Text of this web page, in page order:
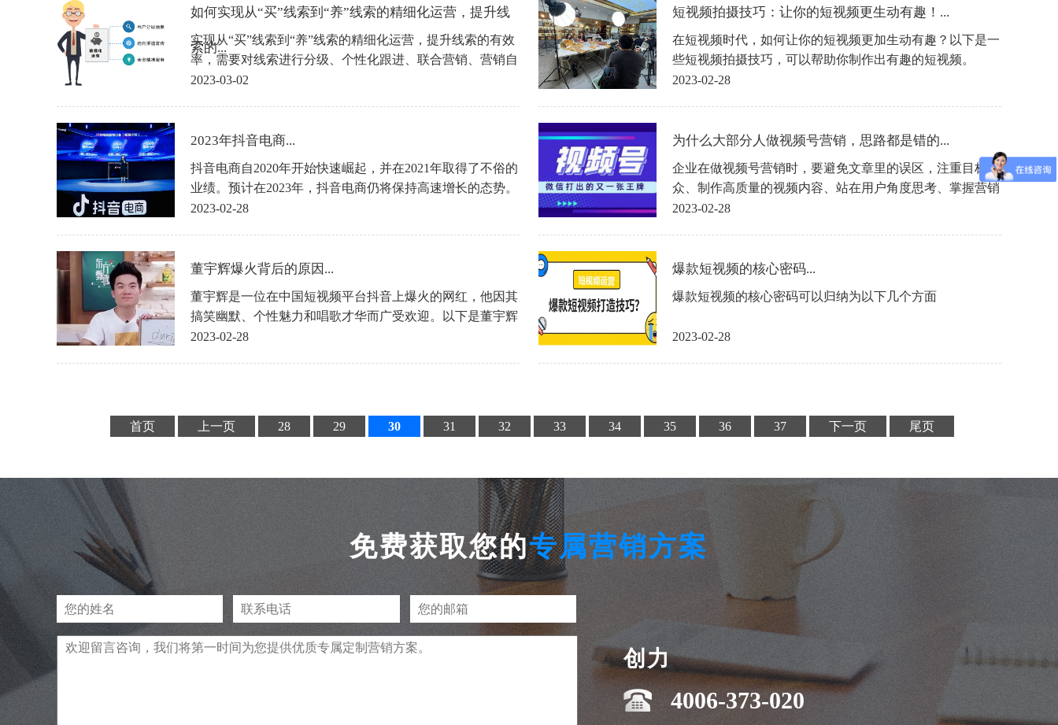
如何实现从“买”线索到“养”线索的精细化运营，提升线
索的...
实现从“买”线索到“养”线索的精细化运营，提升线索的有效
率，需要对线索进行分级、个性化跟进、联合营销、营销自
动化、数据分析。
2023-03-02
短视频拍摄技巧：让你的短视频更生动有趣！...
在短视频时代，如何让你的短视频更加生动有趣？以下是一
些短视频拍摄技巧，可以帮助你制作出有趣的短视频。
2023-02-28
2023年抖音电商...
抖音电商自2020年开始快速崛起，并在2021年取得了不俗的
业绩。预计在2023年，抖音电商仍将保持高速增长的态势。
2023-02-28
为什么大部分人做视频号营销，思路都是错的...
企业在做视频号营销时，要避免文章里的误区，注重目标受
众、制作高质量的视频内容、站在用户角度思考、掌握营销
的本质等，才能更好地实现营销目标。
2023-02-28
董宇辉爆火背后的原因...
董宇辉是一位在中国短视频平台抖音上爆火的网红，他因其
搞笑幽默、个性魅力和唱歌才华而广受欢迎。以下是董宇辉
爆火的原因
2023-02-28
爆款短视频的核心密码...
爆款短视频的核心密码可以归纳为以下几个方面
2023-02-28
首页 上一页 28 29 30 31 32 33 34 35 36 37 下一页 尾页
免费获取您的专属营销方案
创力
4006-373-020